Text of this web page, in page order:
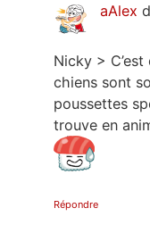
aAlex
Nicky >
chiens sont
poussettes
trouve en
Répondre